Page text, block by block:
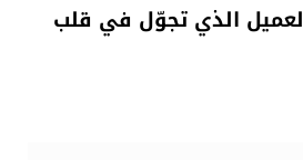
الذي تجوّل في قلب